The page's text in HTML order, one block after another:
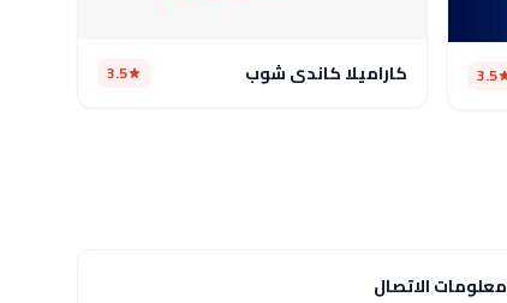
3.5 كاراميلا كاندى شوب 3.5
معلومات الاتصال